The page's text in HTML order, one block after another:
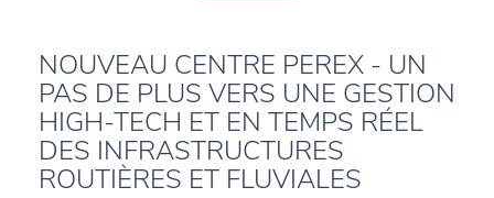
NOUVEAU CENTRE PEREX - UN
PAS DE PLUS VERS UNE GESTION
HIGH-TECH ET EN TEMPS RÉEL
DES INFRASTRUCTURES
ROUTIÈRES ET FLUVIALES